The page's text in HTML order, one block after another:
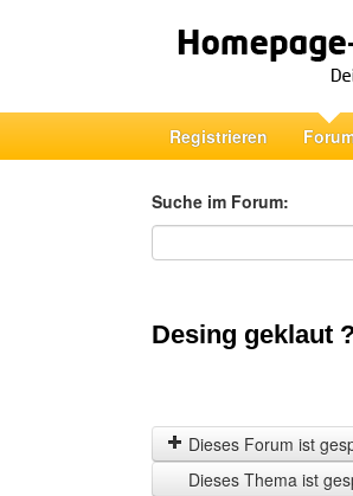
Registrieren
Suche im Forum:
Suche im Forum
Desing geklaut
Dieses Forum ist
Dieses Thema ist